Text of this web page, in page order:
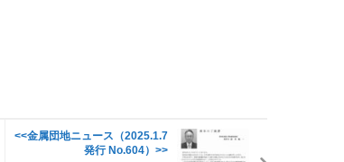
<<金属団地ニュース（2025.1.7
発行 No.604）>>